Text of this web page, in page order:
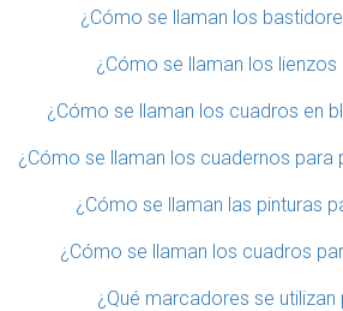
¿Cómo se llaman los
¿Cómo se llaman los lienzos
¿Cómo se llaman los cuadros en
¿Cómo se llaman los cuadernos para
¿Cómo se llaman las pinturas
¿Cómo se llaman los cuadros
¿Qué marcadores se utilizan